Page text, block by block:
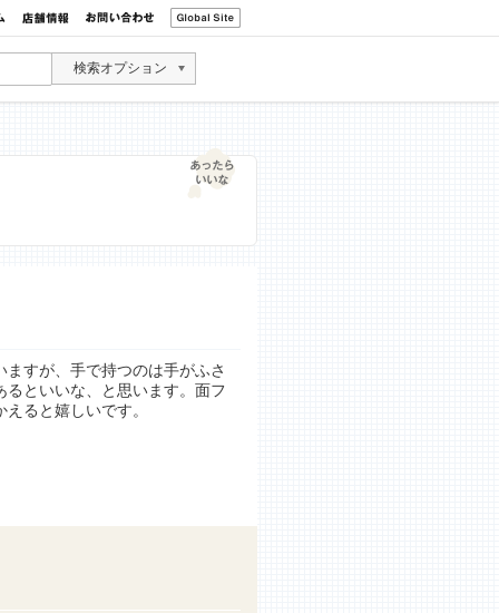
検索オプション
すが、手で持つのは手がふさ
といいな、と思います。面フ
ると嬉しいです。